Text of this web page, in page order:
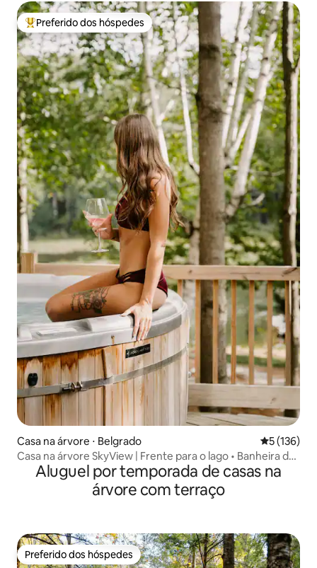
Entre os melhores preferidos dos hóspedes
Preferido dos hóspedes
Casa na árvore ⋅ Belgrado 5 de uma
5 (136)
Casa na árvore SkyView | Frente para o lago • Banheira de
hidromassagem privativa
Aluguel por temporada de casas na
árvore com terraço
Preferido dos hóspedes
Preferido dos hóspedes